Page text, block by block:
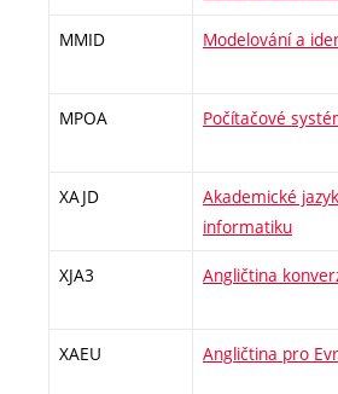
MMID Modelování a
MPOA Počítačové
XAJD
Akademické
informatiku
XJA3 Angličtina
XAEU Angličtina pro